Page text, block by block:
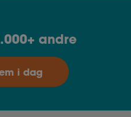
andre
i dag